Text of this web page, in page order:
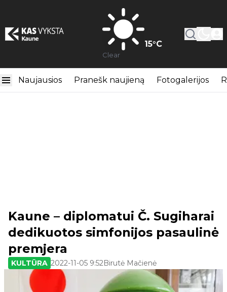
15°C
Clear
Naujausios Pranešk naujieną Fotogalerijos
Kaune – diplomatui Č. Sugiharai
dedikuotos simfonijos pasaulinė
premjera
KULTŪRA 2022-11-05 9:52Birutė Mačienė